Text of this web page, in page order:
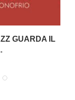
GUARDA IL